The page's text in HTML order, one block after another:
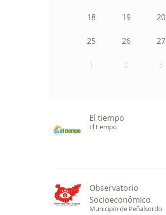
18 19 20
25 26 27
1 2 3
El tiempo
El tiempo
Observatorio
Socioeconómico
Municipio de Peñalsordo